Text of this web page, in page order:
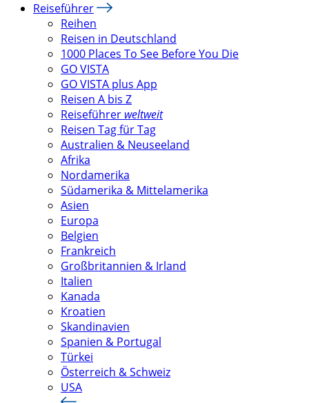
Reiseführer
Reihen
Reisen in Deutschland
1000 Places To See Before You Die
GO VISTA
GO VISTA plus App
Reisen A bis Z
Reiseführer weltweit
Reisen Tag für Tag
Australien & Neuseeland
Afrika
Nordamerika
Südamerika & Mittelamerika
Asien
Europa
Belgien
Frankreich
Großbritannien & Irland
Italien
Kanada
Kroatien
Skandinavien
Spanien & Portugal
Türkei
Österreich & Schweiz
USA